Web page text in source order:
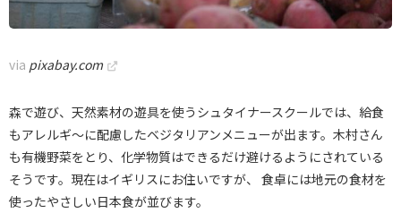
via pixabay.com
森で遊び、天然素材の遊具を使うシュタイナースクールでは、給食
もアレルギ〜に配慮したベジタリアンメニューが出ます。木村さん
も有機野菜をとり、化学物質はできるだけ避けるようにされている
そうです。現在はイギリスにお住いですが、 食卓には地元の食材を
使ったやさしい日本食が並びます。